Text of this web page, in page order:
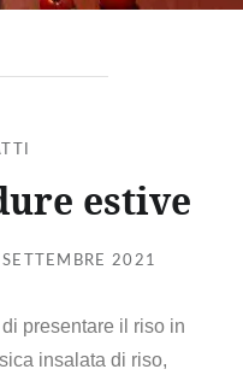
estive
2021
presentare il riso in
insalata di riso,